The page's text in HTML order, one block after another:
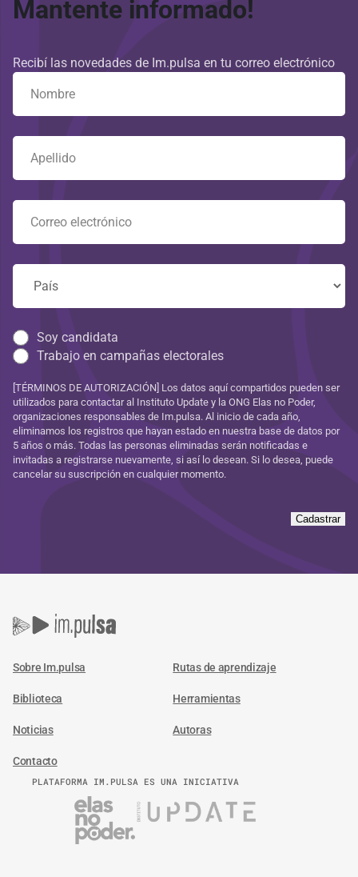
Mantente informado!
Recibí las novedades de Im.pulsa en tu correo electrónico
Soy candidata
Trabajo en campañas electorales
[TÉRMINOS DE AUTORIZACIÓN] Los datos aquí compartidos pueden ser
utilizados para contactar al Instituto Update y la ONG Elas no Poder,
organizaciones responsables de Im.pulsa. Al inicio de cada año,
eliminamos los registros que hayan estado en nuestra base de datos por
5 años o más. Todas las personas eliminadas serán notificadas e
invitadas a registrarse nuevamente, si así lo desean. Si lo desea, puede
cancelar su suscripción en cualquier momento.
Cadastrar
Sobre Im.pulsa Rutas de aprendizaje
Biblioteca Herramientas
Noticias Autoras
Contacto
PLATAFORMA IM.PULSA ES UNA INICIATIVA